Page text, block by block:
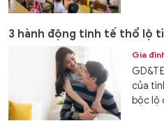
3 hành động tinh tế thổ lộ
Gia
của
bộc lộ